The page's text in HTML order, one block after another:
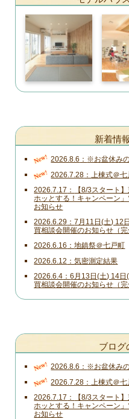
新着情
New! 2026.8.6 ※お盆休み
New! 2026.7.28 上棟式＠
2026.7.17
【8/3スタート
ホッとする！キャンペーン
お知らせ
2026.6.29
7月11日(土) 12
買相談会開催のお知らせ（完
2026.6.16 地鎮祭＠七戸町
2026.6.12 気密測定結果
2026.6.4
6月13日(土) 14日
買相談会開催のお知らせ（完
ブログ
New! 2026.8.6 ※お盆休み
New! 2026.7.28 上棟式＠
2026.7.17
【8/3スタート
ホッとする！キャンペーン
お知らせ